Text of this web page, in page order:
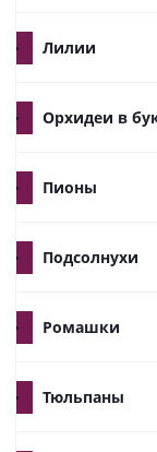
Лилии
Орхидеи в
Пионы
Подсолнухи
Ромашки
Тюльпаны